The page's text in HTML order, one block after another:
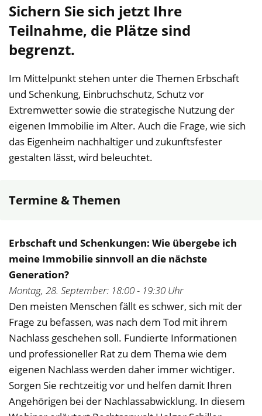
Sichern Sie sich jetzt Ihre
Teilnahme, die Plätze sind
begrenzt.
Im Mittelpunkt stehen unter die Themen Erbschaft
und Schenkung, Einbruchschutz, Schutz vor
Extremwetter sowie die strategische Nutzung der
eigenen Immobilie im Alter. Auch die Frage, wie sich
das Eigenheim nachhaltiger und zukunftsfester
gestalten lässt, wird beleuchtet.
Termine & Themen
Erbschaft und Schenkungen: Wie übergebe ich
meine Immobilie sinnvoll an die nächste
Generation?
Montag, 28. September: 18:00 - 19:30 Uhr
Den meisten Menschen fällt es schwer, sich mit der
Frage zu befassen, was nach dem Tod mit ihrem
Nachlass geschehen soll. Fundierte Informationen
und professioneller Rat zu dem Thema wie dem
eigenen Nachlass werden daher immer wichtiger.
Sorgen Sie rechtzeitig vor und helfen damit Ihren
Angehörigen bei der Nachlassabwicklung. In diesem